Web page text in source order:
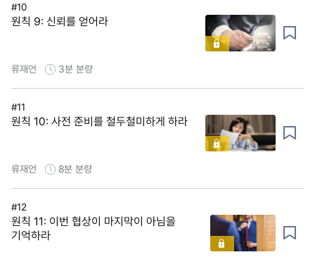
#10
원칙 9: 신뢰를 얻어라
류재언 3분 분량
#11
원칙 10: 사전 준비를 철두철미하게 하라
류재언 8분 분량
#12
원칙 11: 이번 협상이 마지막이 아님을
기억하라